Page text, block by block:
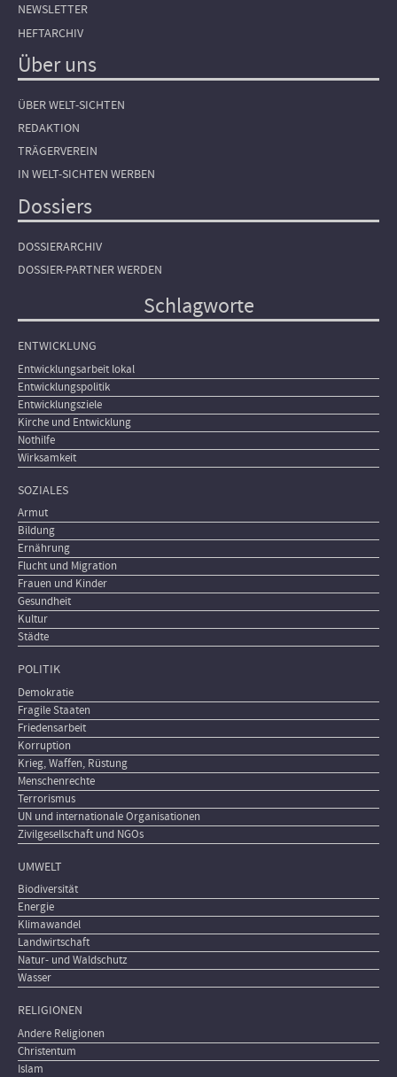
NEWSLETTER
HEFTARCHIV
Über uns
ÜBER WELT-SICHTEN
REDAKTION
TRÄGERVEREIN
IN WELT-SICHTEN WERBEN
Dossiers
DOSSIERARCHIV
DOSSIER-PARTNER WERDEN
Schlagworte
ENTWICKLUNG
Entwicklungsarbeit lokal
Entwicklungspolitik
Entwicklungsziele
Kirche und Entwicklung
Nothilfe
Wirksamkeit
SOZIALES
Armut
Bildung
Ernährung
Flucht und Migration
Frauen und Kinder
Gesundheit
Kultur
Städte
POLITIK
Demokratie
Fragile Staaten
Friedensarbeit
Korruption
Krieg, Waffen, Rüstung
Menschenrechte
Terrorismus
UN und internationale Organisationen
Zivilgesellschaft und NGOs
UMWELT
Biodiversität
Energie
Klimawandel
Landwirtschaft
Natur- und Waldschutz
Wasser
RELIGIONEN
Andere Religionen
Christentum
Islam